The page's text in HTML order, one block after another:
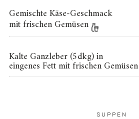
Gemischte Käse-Geschmack
mit frischen Gemüsen
Kalte Ganzleber (5dkg) in
eingenes Fett mit frischen Gemüsen
SUPPEN